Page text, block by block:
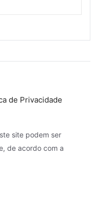
de Privacidade
site podem ser
de acordo com a